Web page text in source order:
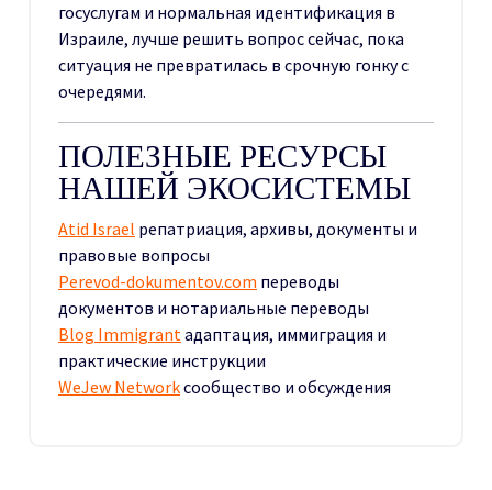
госуслугам и нормальная идентификация в
Израиле, лучше решить вопрос сейчас, пока
ситуация не превратилась в срочную гонку с
очередями.
ПОЛЕЗНЫЕ РЕСУРСЫ
НАШЕЙ ЭКОСИСТЕМЫ
Atid Israel репатриация, архивы, документы и
правовые вопросы
Perevod-dokumentov.com переводы
документов и нотариальные переводы
Blog Immigrantадаптация, иммиграция и
практические инструкции
WeJew Networkсообщество и обсуждения